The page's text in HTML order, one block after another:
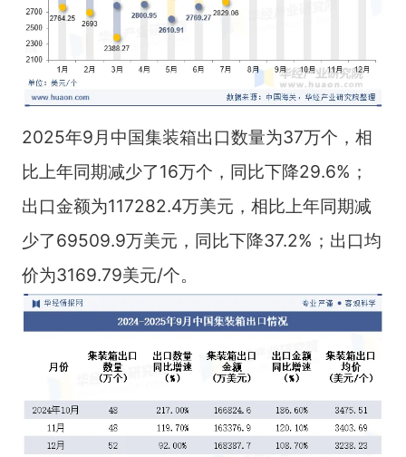
2025年9月中国集装箱出口数量为37万个，相
比上年同期减少了16万个，同比下降29.6%；
出口金额为117282.4万美元，相比上年同期减
少了69509.9万美元，同比下降37.2%；出口均
价为3169.79美元/个。